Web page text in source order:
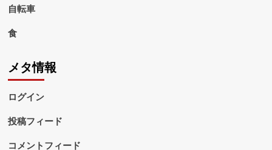
自転車
食
メタ情報
ログイン
投稿フィード
コメントフィード